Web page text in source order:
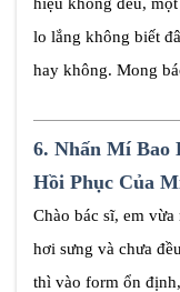
lo lắng không biết
hay không. Mong
6. Nhấn Mí Bao
Hồi Phục Của
Chào bác sĩ, em
hơi sưng và chưa
thì vào form ổn